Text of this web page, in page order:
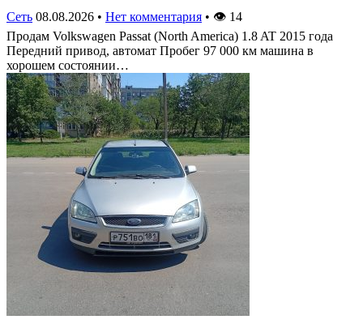
Сеть 08.08.2026 • Нет комментария • 👁 14
Продам Volkswagen Passat (North America) 1.8 AT 2015 года
Передний привод, автомат Пробег 97 000 км машина в
хорошем состоянии…